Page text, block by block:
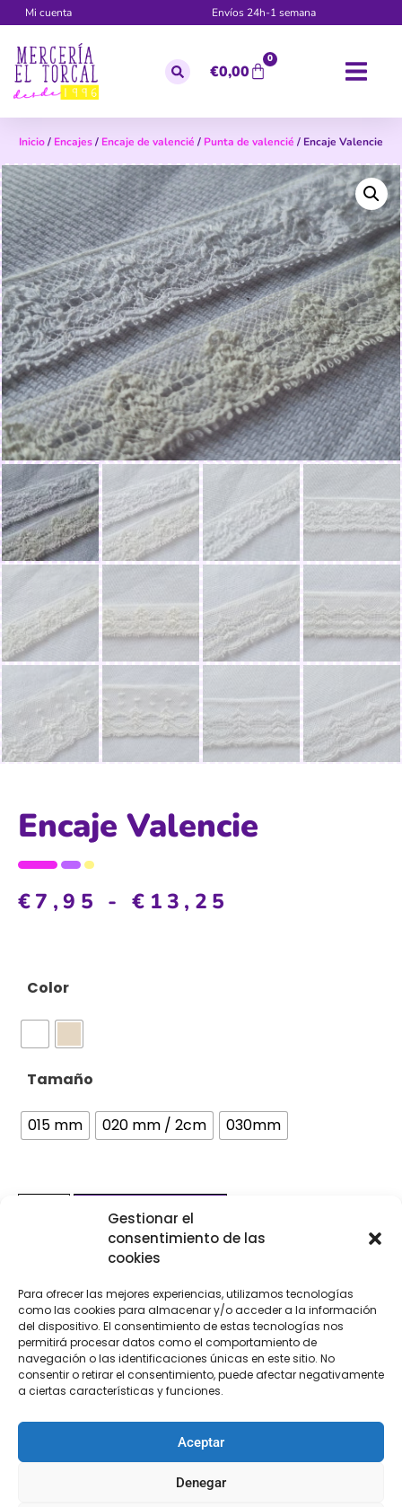
Gestionar el
consentimiento de las
cookies
Para ofrecer las mejores experiencias, utilizamos tecnologías
como las cookies para almacenar y/o acceder a la información
del dispositivo. El consentimiento de estas tecnologías nos
permitirá procesar datos como el comportamiento de
navegación o las identificaciones únicas en este sitio. No
consentir o retirar el consentimiento, puede afectar negativamente
a ciertas características y funciones.
Aceptar
Denegar
Mi cuenta Envíos 24h-1 semana
€0,00
0
Inicio/ Encajes/ Encaje de valencié / Punta de valencié / Encaje Valencie
Encaje Valencie
€7,95 - € 13,25
Color
Tamaño
015 mm 020 mm / 2cm 030mm
Añadir al carrito
[Las unidades seleccionadas son enMETROS]
SEGURA